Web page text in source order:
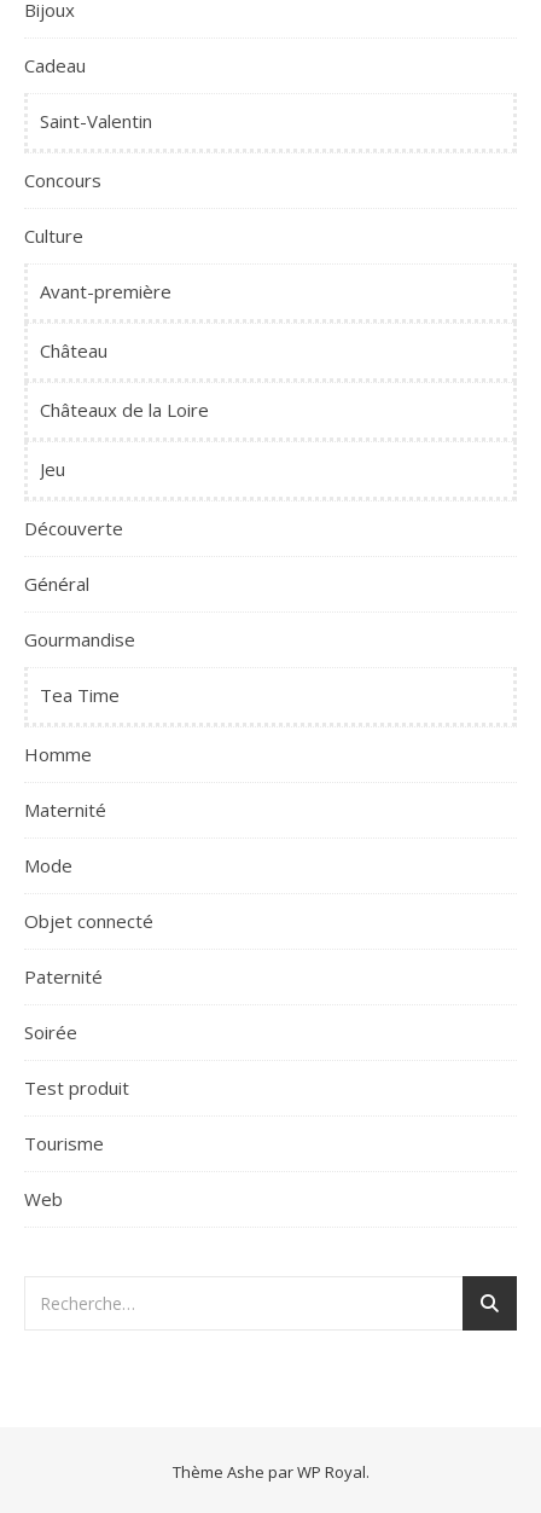
Bijoux
Cadeau
Saint-Valentin
Concours
Culture
Avant-première
Château
Châteaux de la Loire
Jeu
Découverte
Général
Gourmandise
Tea Time
Homme
Maternité
Mode
Objet connecté
Paternité
Soirée
Test produit
Tourisme
Web
Thème Ashe parWP Royal.